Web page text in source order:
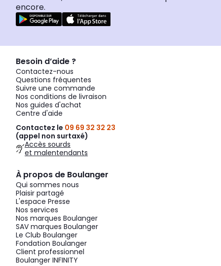
encore.
Besoin d’aide ?
Contactez-nous
Questions fréquentes
Suivre une commande
Nos conditions de livraison
Nos guides d'achat
Centre d'aide
Contactez le 09 69 32 32 23
(appel non surtaxé)
Accès sourds
et malentendants
À propos de Boulanger
Qui sommes nous
Plaisir partagé
L'espace Presse
Nos services
Nos marques Boulanger
SAV marques Boulanger
Le Club Boulanger
Fondation Boulanger
Client professionnel
Boulanger INFINITY